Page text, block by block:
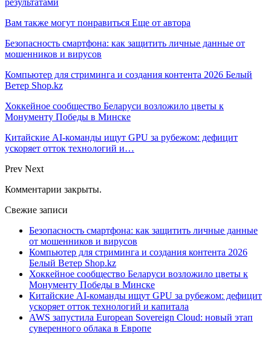
результатами
Вам также могут понравиться Еще от автора
Безопасность смартфона: как защитить личные данные от
мошенников и вирусов
Компьютер для стриминга и создания контента 2026 Белый
Ветер Shop.kz
Хоккейное сообщество Беларуси возложило цветы к
Монументу Победы в Минске
Китайские AI-команды ищут GPU за рубежом: дефицит
ускоряет отток технологий и…
Prev Next
Комментарии закрыты.
Свежие записи
Безопасность смартфона: как защитить личные данные
от мошенников и вирусов
Компьютер для стриминга и создания контента 2026
Белый Ветер Shop.kz
Хоккейное сообщество Беларуси возложило цветы к
Монументу Победы в Минске
Китайские AI-команды ищут GPU за рубежом: дефицит
ускоряет отток технологий и капитала
AWS запустила European Sovereign Cloud: новый этап
суверенного облака в Европе